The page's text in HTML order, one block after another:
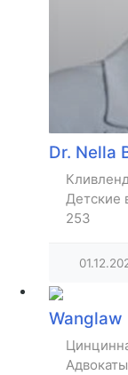
Dr. Nella
Детские
253
Wanglaw